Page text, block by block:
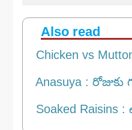
Also read
Chicken vs
Anasuya :
Soaked